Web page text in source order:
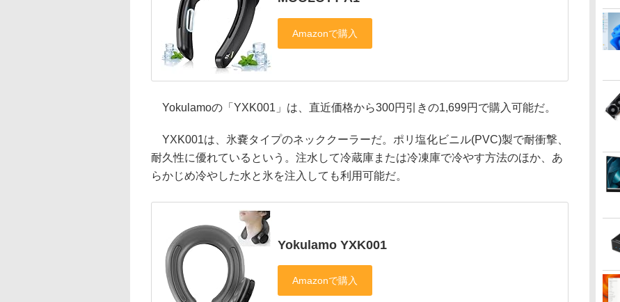
Yokulamoの「YXK001」は、直近価格から300円引きの1,699円で購入可能だ。
YXK001は、氷嚢タイプのネッククーラーだ。ポリ塩化ビニル(PVC)製で耐衝撃、
耐久性に優れているという。注水して冷蔵庫または冷凍庫で冷やす方法のほか、あ
らかじめ冷やした水と氷を注入しても利用可能だ。
Yokulamo YXK001